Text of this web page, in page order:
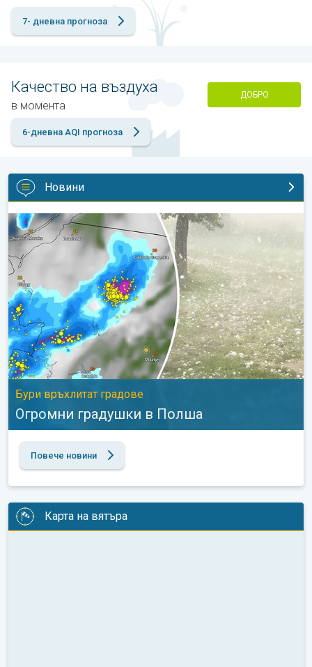
7- дневна прогноза
Качество на въздуха
в момента
ДОБРО
6-дневна AQI прогноза
Новини
Огромни градушки в Полша. Бури връхлитат градове. . .
Бури връхлитат градове
Огромни градушки в Полша
Повече новини
Карта на вятъра